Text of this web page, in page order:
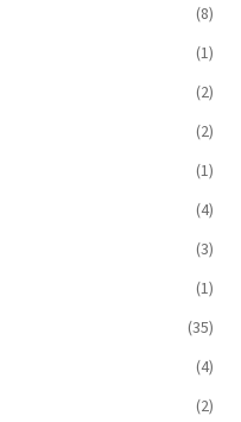
(8)
(1)
(2)
(2)
(1)
(4)
(3)
(1)
(35)
(4)
(2)